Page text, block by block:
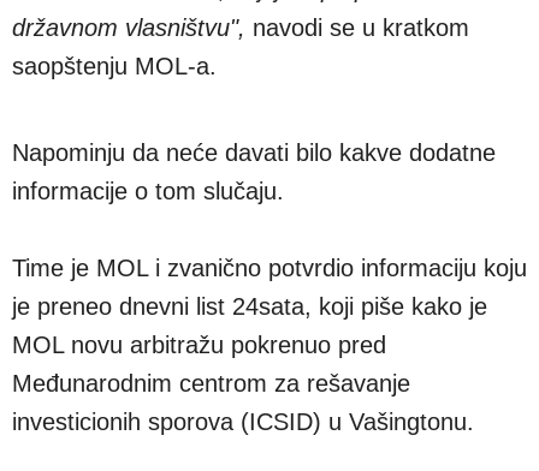
državnom vlasništvu", navodi se u kratkom
saopštenju MOL-a.
Napominju da neće davati bilo kakve dodatne
informacije o tom slučaju.
Time je MOL i zvanično potvrdio informaciju koju
je preneo dnevni list 24sata, koji piše kako je
MOL novu arbitražu pokrenuo pred
Međunarodnim centrom za rešavanje
investicionih sporova (ICSID) u Vašingtonu.